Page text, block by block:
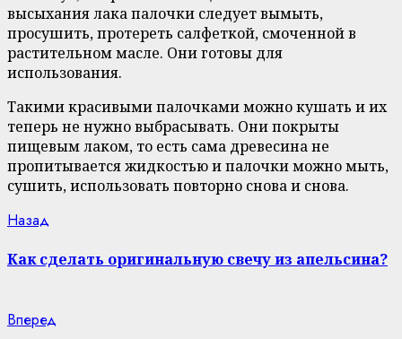
высыхания лака палочки следует вымыть,
просушить, протереть салфеткой, смоченной в
растительном масле. Они готовы для
использования.
Такими красивыми палочками можно кушать и их
теперь не нужно выбрасывать. Они покрыты
пищевым лаком, то есть сама древесина не
пропитывается жидкостью и палочки можно мыть,
сушить, использовать повторно снова и снова.
Continue
Reading
Назад
Как сделать оригинальную свечу из апельсина?
Вперед